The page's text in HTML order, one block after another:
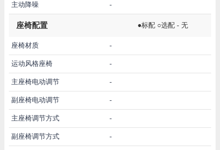
主动降噪 -
座椅配置 ●标配 ○选配 - 无
座椅材质 -
运动风格座椅 -
主座椅电动调节 -
副座椅电动调节 -
主座椅调节方式 -
副座椅调节方式 -